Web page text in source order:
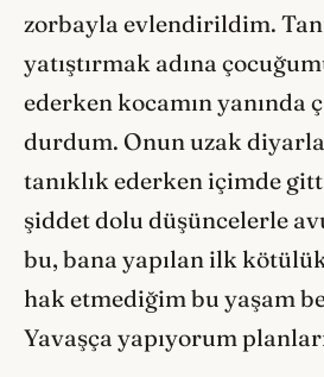
zorbayla evlendirildim.
yatıştırmak adına
ederken kocamın yanında
durdum. Onun uzak
tanıklık ederken içimde
şiddet dolu düşüncelerle
bu, bana yapılan ilk
hak etmediğim bu yaşam
Yavaşça yapıyorum